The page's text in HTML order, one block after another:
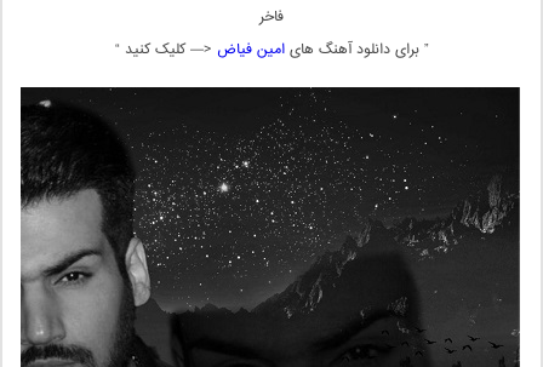
فاخر
” برای دانلود آهنگ هایامین فیاض <— کلیک کنید “